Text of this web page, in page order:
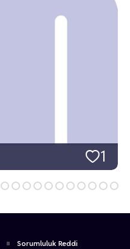
1
Sorumluluk Reddi